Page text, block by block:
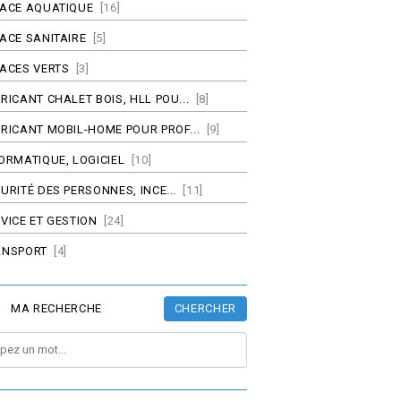
AQUATIQUE [16]
SANITAIRE [5]
VERTS [3]
CHALET BOIS, HLL POU... [8]
MOBIL-HOME POUR PROF... [9]
LOGICIEL [10]
DES PERSONNES, INCE... [11]
ET GESTION [24]
[4]
MA RECHERCHE CHERCHER